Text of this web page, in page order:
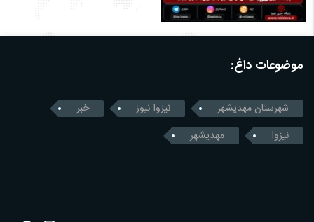
موضوعات داغ:
شهرستان مهدیشهر نیزوا نیوز
خبر
نیزوا
مهدیشهر